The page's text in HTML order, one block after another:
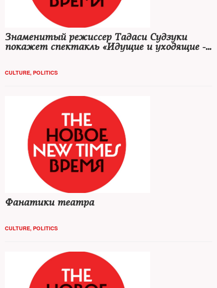
Знаменитый режиссер Тадаси Судзуки
покажет спектакль «Идущие и уходящие -
CULTURE, POLITICS
Фанатики театра
CULTURE, POLITICS